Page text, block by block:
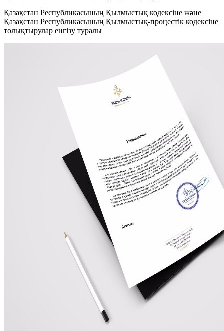
Қазақстан Республикасының Қылмыстық кодексіне және
Қазақстан Республикасының Қылмыстық-процестік кодексіне
толықтырулар енгізу туралы